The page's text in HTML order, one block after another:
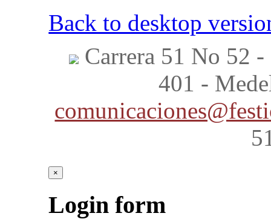
Back to desktop
Carrera 51 No 52 -
401 -
×
Login form